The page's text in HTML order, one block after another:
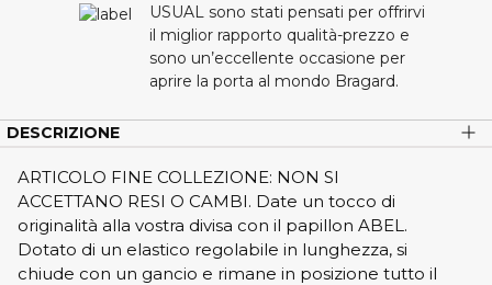
USUAL sono stati pensati per offrirvi
il miglior rapporto qualità-prezzo e
sono un’eccellente occasione per
aprire la porta al mondo Bragard.
DESCRIZIONE
ARTICOLO FINE COLLEZIONE: NON SI
ACCETTANO RESI O CAMBI. Date un tocco di
originalità alla vostra divisa con il papillon ABEL.
Dotato di un elastico regolabile in lunghezza, si
chiude con un gancio e rimane in posizione tutto il